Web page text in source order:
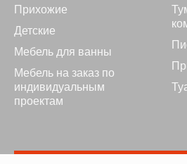
Прихожие
Детские
Мебель для ванны
Мебель на заказ по
индивидуальным
проектам